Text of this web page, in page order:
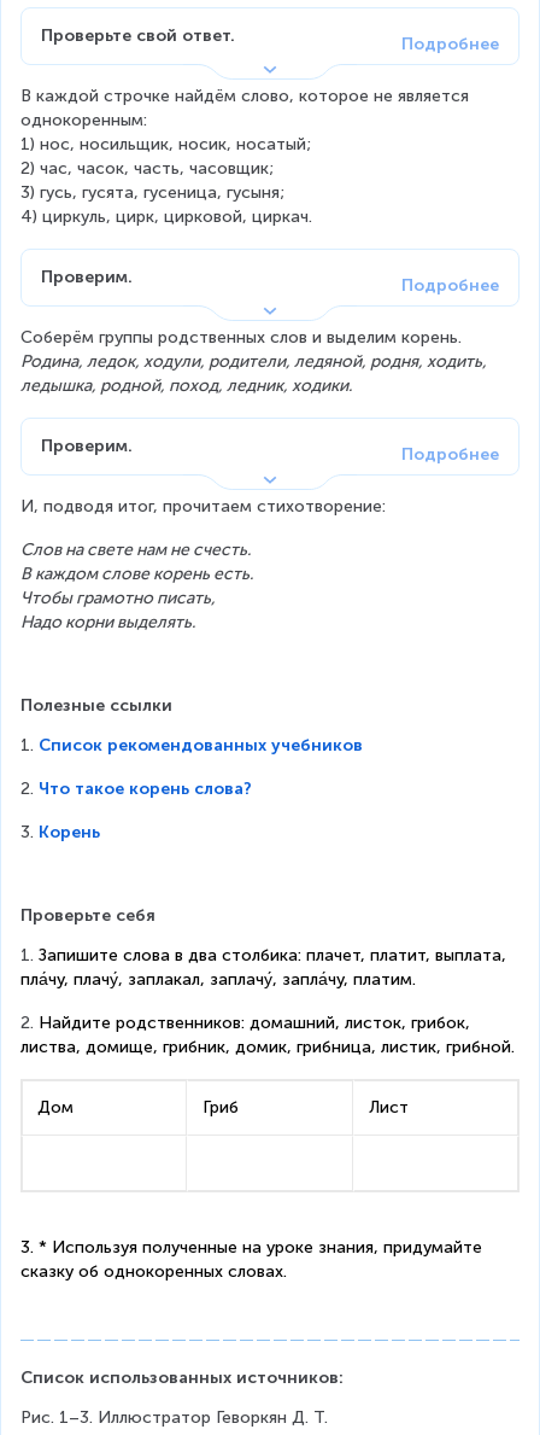
Проверьте свой ответ.
В каждой строчке найдём слово, которое не является
однокоренным:
1) нос, носильщик, носик, носатый;
2) час, часок, часть, часовщик;
3) гусь, гусята, гусеница, гусыня;
4) циркуль, цирк, цирковой, циркач.
Проверим.
Соберём группы родственных слов и выделим корень.
Родина, ледок, ходули, родители, ледяной, родня, ходить,
ледышка, родной, поход, ледник, ходики.
Проверим.
И, подводя итог, прочитаем стихотворение:
Слов на свете нам не счесть.
В каждом слове корень есть.
Чтобы грамотно писать,
Надо корни выделять.
Полезные ссылки
1. Список рекомендованных учебников
2. Что такое корень слова?
3. Корень
Проверьте себя
1. Запишите слова в два столбика: плачет, платит, выплата,
пла́чу, плачу́, заплакал, заплачу́, запла́чу, платим.
2. Найдите родственников: домашний, листок, грибок,
листва, домище, грибник, домик, грибница, листик, грибной.
Дом Гриб Лист
3. * Используя полученные на уроке знания, придумайте
сказку об однокоренных словах.
Список использованных источников:
Рис. 1–3. Иллюстратор Геворкян Д. Т.